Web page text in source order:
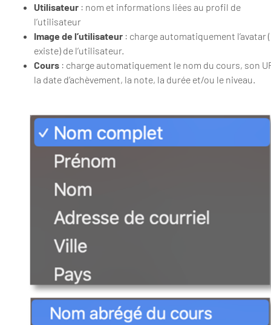
Utilisateur : nom et informations liées au profil de
l’utilisateur
Image de l’utilisateur : charge automatiquement l’avatar
existe) de l’utilisateur.
Cours : charge automatiquement le nom du cours, son
la date d’achèvement, la note, la durée et/ou le niveau.